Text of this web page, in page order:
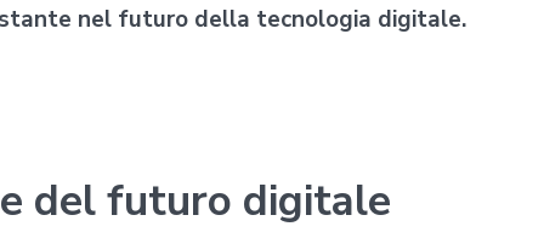
nel futuro della tecnologia digitale.
del futuro digitale